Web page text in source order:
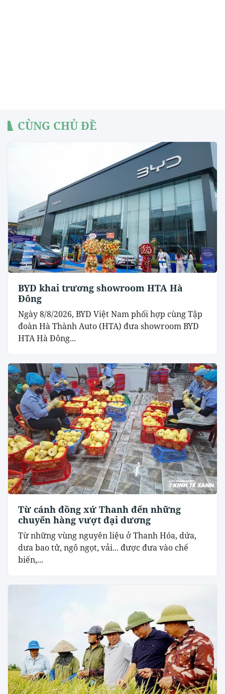
CÙNG CHỦ ĐỀ
BYD khai trương showroom HTA Hà
Đông
Ngày 8/8/2026, BYD Việt Nam phối hợp cùng Tập
đoàn Hà Thành Auto (HTA) đưa showroom BYD
HTA Hà Đông...
Từ cánh đồng xứ Thanh đến những
chuyến hàng vượt đại dương
Từ những vùng nguyên liệu ở Thanh Hóa, dứa,
dưa bao tử, ngô ngọt, vải... được đưa vào chế
biến,...